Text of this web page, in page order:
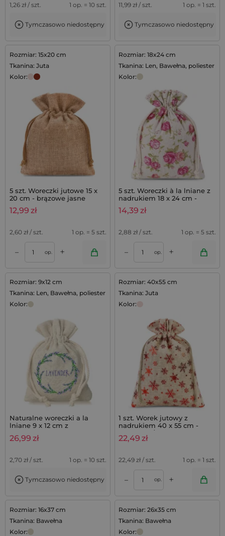
1,26 zł / szt. 1 op. = 10 szt.
Tymczasowo niedostępny
11,99 zł / szt. 1 op. = 1 szt.
Tymczasowo niedostępny
Rozmiar: 15x20 cm
Tkanina: Juta
Kolor:
5 szt. Woreczki jutowe 15 x
20 cm - brązowe jasne
12,99 zł
2,60 zł / szt. 1 op. = 5 szt.
– op. +
Rozmiar: 18x24 cm
Tkanina: Len, Bawełna, poliester
Kolor:
5 szt. Woreczki à la lniane z
nadrukiem 18 x 24 cm -
naturalne / róże
14,39 zł
2,88 zł / szt. 1 op. = 5 szt.
– op. +
Rozmiar: 9x12 cm
Tkanina: Len, Bawełna, poliester
Kolor:
Naturalne woreczki a la
lniane 9 x 12 cm z
nadrukiem lawendy - 10 szt.
26,99 zł
2,70 zł / szt. 1 op. = 10 szt.
Tymczasowo niedostępny
Rozmiar: 40x55 cm
Tkanina: Juta
Kolor:
1 szt. Worek jutowy z
nadrukiem 40 x 55 cm -
naturalny / gwiazdki
22,49 zł
22,49 zł / szt. 1 op. = 1 szt.
– op. +
Rozmiar: 16x37 cm
Tkanina: Bawełna
Kolor:
Rozmiar: 26x35 cm
Tkanina: Bawełna
Kolor: